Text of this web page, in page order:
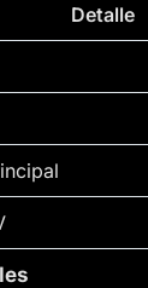
Detalle